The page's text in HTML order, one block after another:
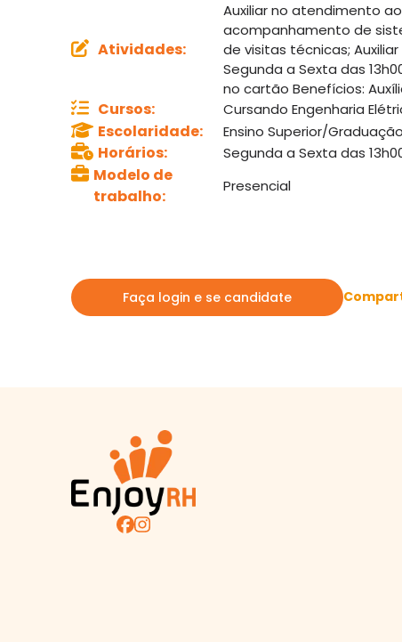
Atividades:
Auxiliar no atendimento
acompanhamento de
de visitas técnicas;
Segunda a Sexta das
no cartão Benefícios:
Cursos: Cursando Engenharia
Escolaridade: Ensino Superior/
Horários: Segunda a Sexta das
Modelo de
trabalho:
Presencial
Faça login e se candidate